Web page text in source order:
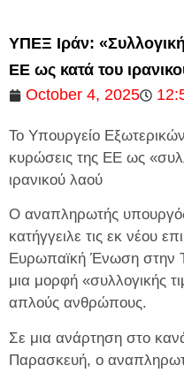
ΥΠΕΞ Ιράν:
ΕΕ ως κατά του
October 4, 2025
Το Υπουργείο Εξωτερικών
κυρώσεις της ΕΕ ως
ιρανικού λαού
Ο αναπληρωτής
κατήγγειλε τις εκ νέου
Ευρωπαϊκή Ένωση στην
μια μορφή «συλλογικής
απλούς ανθρώπους.
Σε μια ανάρτηση στο
Παρασκευή, ο